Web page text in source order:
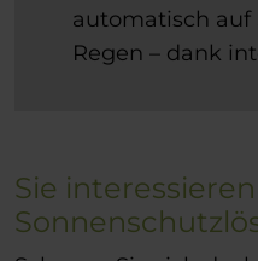
automatisch auf
Regen – dank
Sie